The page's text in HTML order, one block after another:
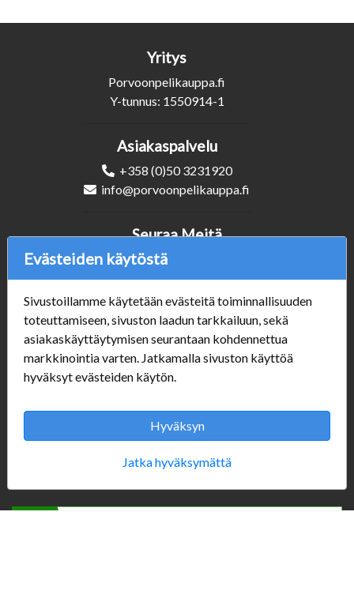
Yritys
Porvoonpelikauppa.fi
Y-tunnus: 1550914-1
Asiakaspalvelu
+358 (0)50 3231920
info@porvoonpelikauppa.fi
Verkkokauppa
#Yhteiskuntavastuu
#porvoonsithlord
Tilaus- ja toimitusehdot
Mannerheiminkatu 10
Aukioloajat:
Seuraa Meitä
Evästeiden käytöstä
Sivustoillamme käytetään evästeitä toiminnallisuuden
toteuttamiseen, sivuston laadun tarkkailuun, sekä
asiakaskäyttäytymisen seurantaan kohdennettua
markkinointia varten. Jatkamalla sivuston käyttöä
hyväksyt evästeiden käytön.
Hyväksyn
Jatka hyväksymättä